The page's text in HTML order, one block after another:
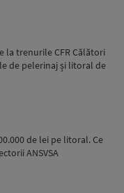
la trenurile CFR Călători
de pelerinaj și litoral de
de lei pe litoral. Ce
ANSVSA